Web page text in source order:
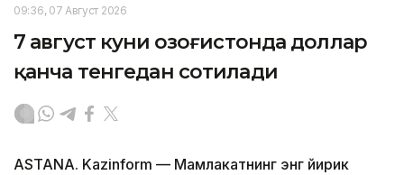
09:36, 07 Август 2026
7 август куни Қозоғистонда доллар
қанча тенгедан сотилади
ASTANA. Kazinform — Мамлакатнинг энг йирик